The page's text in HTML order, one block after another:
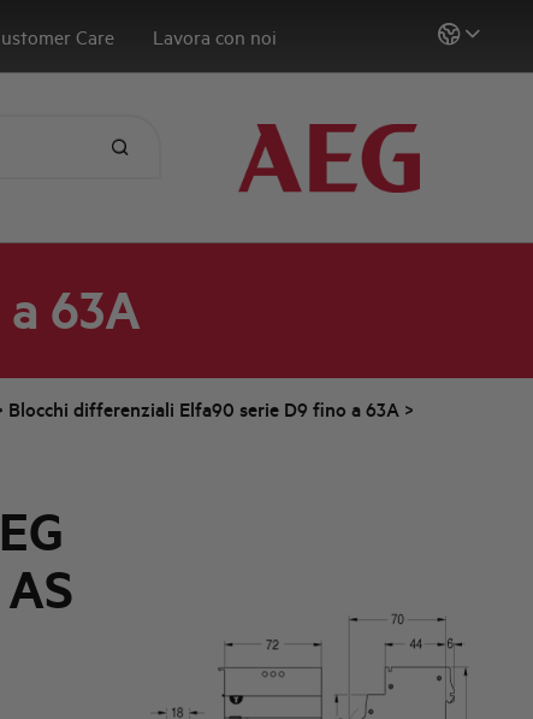
Care Lavora con noi
63A
Blocchi differenziali Elfa90 serie D9 fino a 63A >